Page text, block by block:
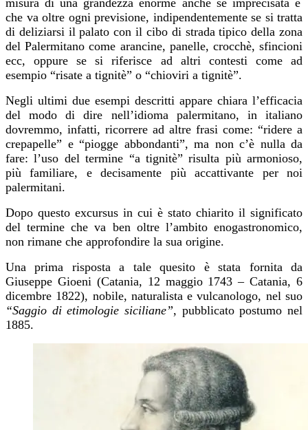
che va oltre ogni previsione, indipendentemente se si tratta
di deliziarsi il palato con il cibo di strada tipico della zona
del Palermitano come arancine, panelle, crocchè, sfincioni
ecc, oppure se si riferisce ad altri contesti come ad
esempio “risate a tignitè” o “chioviri a tignitè”.
Negli ultimi due esempi descritti appare chiara l’efficacia
del modo di dire nell’idioma palermitano, in italiano
dovremmo, infatti, ricorrere ad altre frasi come: “ridere a
crepapelle” e “piogge abbondanti”, ma non c’è nulla da
fare: l’uso del termine “a tignitè” risulta più armonioso,
più familiare, e decisamente più accattivante per noi
palermitani.
Dopo questo excursus in cui è stato chiarito il significato
del termine che va ben oltre l’ambito enogastronomico,
non rimane che approfondire la sua origine.
Una prima risposta a tale quesito è stata fornita da
Giuseppe Gioeni (Catania, 12 maggio 1743 – Catania, 6
dicembre 1822), nobile, naturalista e vulcanologo, nel suo
“Saggio di etimologie siciliane”, pubblicato postumo nel
1885.